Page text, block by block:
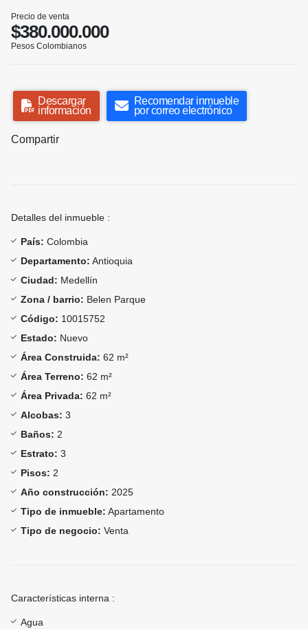
Precio de venta
$380.000.000
Pesos Colombianos
Descargar
información
Recomendar inmueble
por correo electrónico
Compartir
Detalles del inmueble :
País: Colombia
Departamento: Antioquia
Ciudad: Medellín
Zona / barrio: Belen Parque
Código: 10015752
Estado: Nuevo
Área Construida: 62 m²
Área Terreno: 62 m²
Área Privada: 62 m²
Alcobas: 3
Baños: 2
Estrato: 3
Pisos: 2
Año construcción: 2025
Tipo de inmueble: Apartamento
Tipo de negocio: Venta
Características interna :
Agua